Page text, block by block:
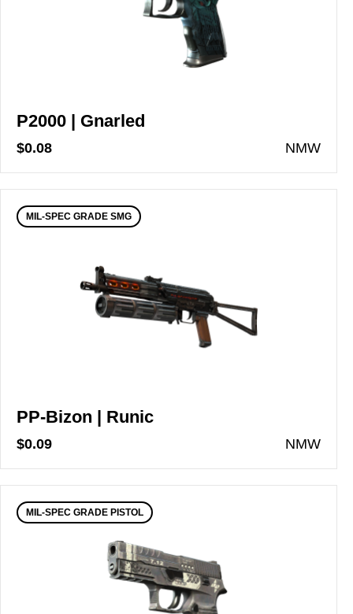
P2000 | Gnarled
$0.08 NMW
MIL-SPEC GRADE SMG
PP-Bizon | Runic
$0.09 NMW
MIL-SPEC GRADE PISTOL